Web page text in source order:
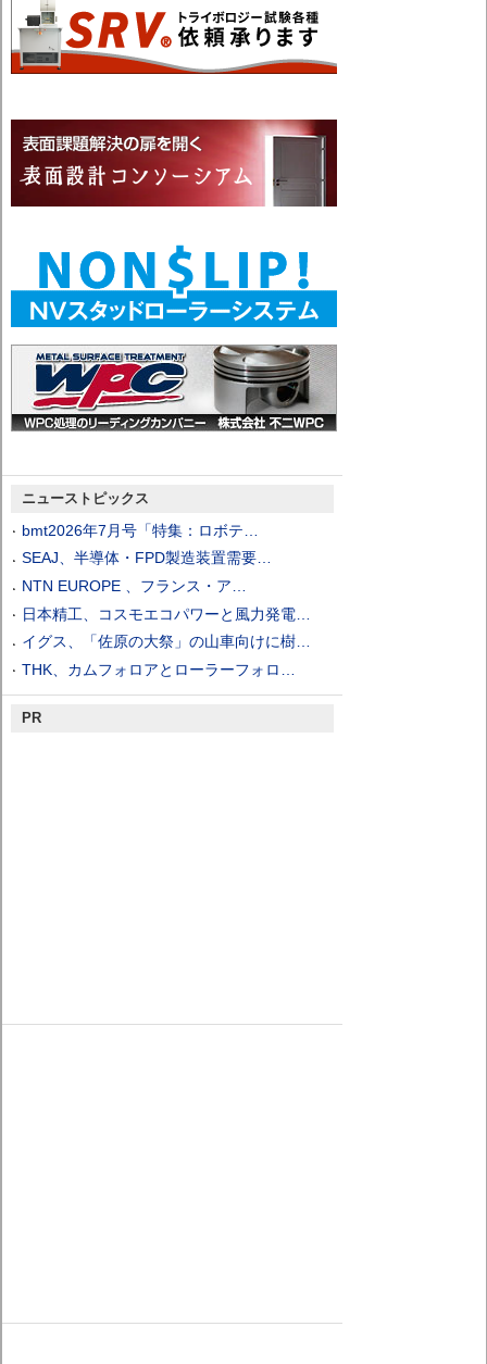
ニューストピックス
bmt2026年7月号「特集：ロボテ…
SEAJ、半導体・FPD製造装置需要…
NTN EUROPE 、フランス・ア…
日本精工、コスモエコパワーと風力発電…
イグス、「佐原の大祭」の山車向けに樹…
THK、カムフォロアとローラーフォロ…
PR